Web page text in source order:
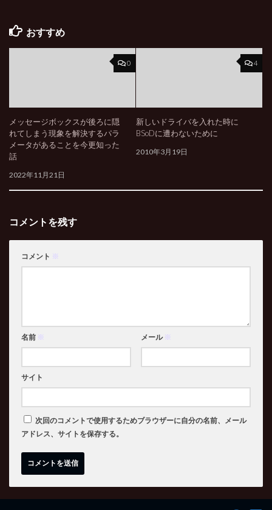
おすすめ
0
メッセージボックスが後ろに隠
れてしまう現象を解決するパラ
メータがあることを今更知った
話
2022年11月21日
4
新しいドライバを入れた時に
BSoDに遭わないために
2010年3月19日
コメントを残す
コメント ※
名前 ※ メール ※
サイト
次回のコメントで使用するためブラウザーに自分の名前、メール
アドレス、サイトを保存する。